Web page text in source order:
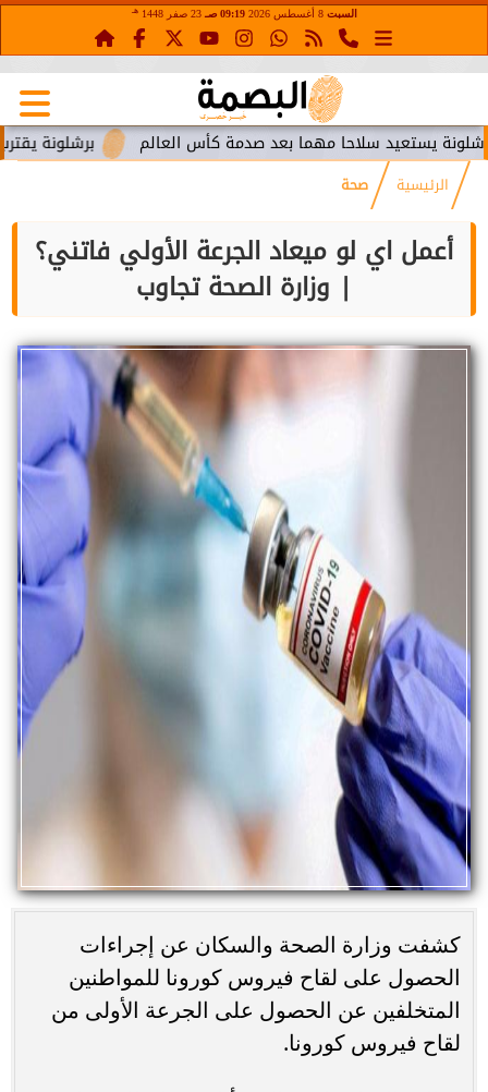
السبت 8 أغسطس 2026 09:19 صـ 23 صفر 1448 هـ
برشلونة يقترب من سلاحا مهما بعد صدمة كأس العالم
الرئيسية صحة
أعمل اي لو ميعاد الجرعة الأولي فاتني؟
| وزارة الصحة تجاوب
كشفت وزارة الصحة والسكان عن إجراءات
الحصول على لقاح فيروس كورونا للمواطنين
المتخلفين عن الحصول على الجرعة الأولى من
لقاح فيروس كورونا.